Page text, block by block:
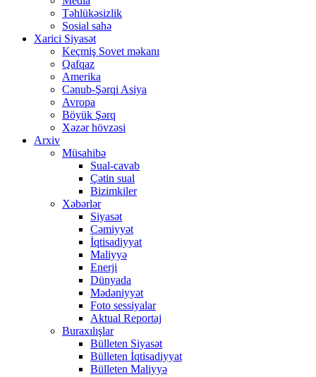
Təhlükəsizlik
Sosial sahə
Xarici Siyasət
Keçmiş Sovet məkanı
Qafqaz
Amerika
Cənub-Şərqi Asiya
Avropa
Böyük Şərq
Xəzər hövzəsi
Arxiv
Müsahibə
Sual-cavab
Çətin sual
Bizimkiler
Xəbərlər
Siyasət
Cəmiyyət
İqtisadiyyat
Maliyyə
Enerji
Dünyada
Mədəniyyət
Foto sessiyalar
Aktual Reportaj
Buraxılışlar
Bülleten Siyasət
Bülleten İqtisadiyyat
Bülleten Maliyyə